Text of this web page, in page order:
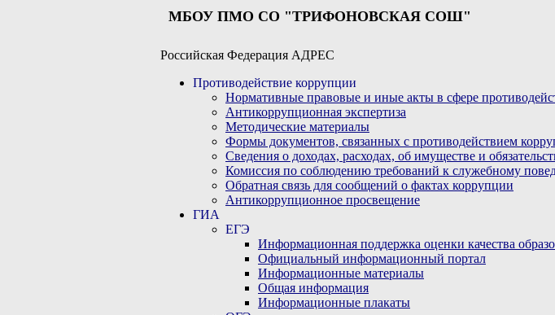
МБОУ ПМО СО "ТРИФОНОВСКАЯ СОШ"
Российская Федерация АДРЕС
Противодействие коррупции
Нормативные правовые и иные акты в сфере
Антикоррупционная экспертиза
Методические материалы
Формы документов, связанных с противодействием
Сведения о доходах, расходах, об имуществе и
Комиссия по соблюдению требований к служебному
Обратная связь для сообщений о фактах коррупции
Антикоррупционное просвещение
ГИА
ЕГЭ
Информационная поддержка оценки качества
Официальный информационный портал
Информационные материалы
Общая информация
Информационные плакаты